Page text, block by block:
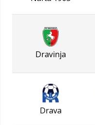
Dravinja
Drava